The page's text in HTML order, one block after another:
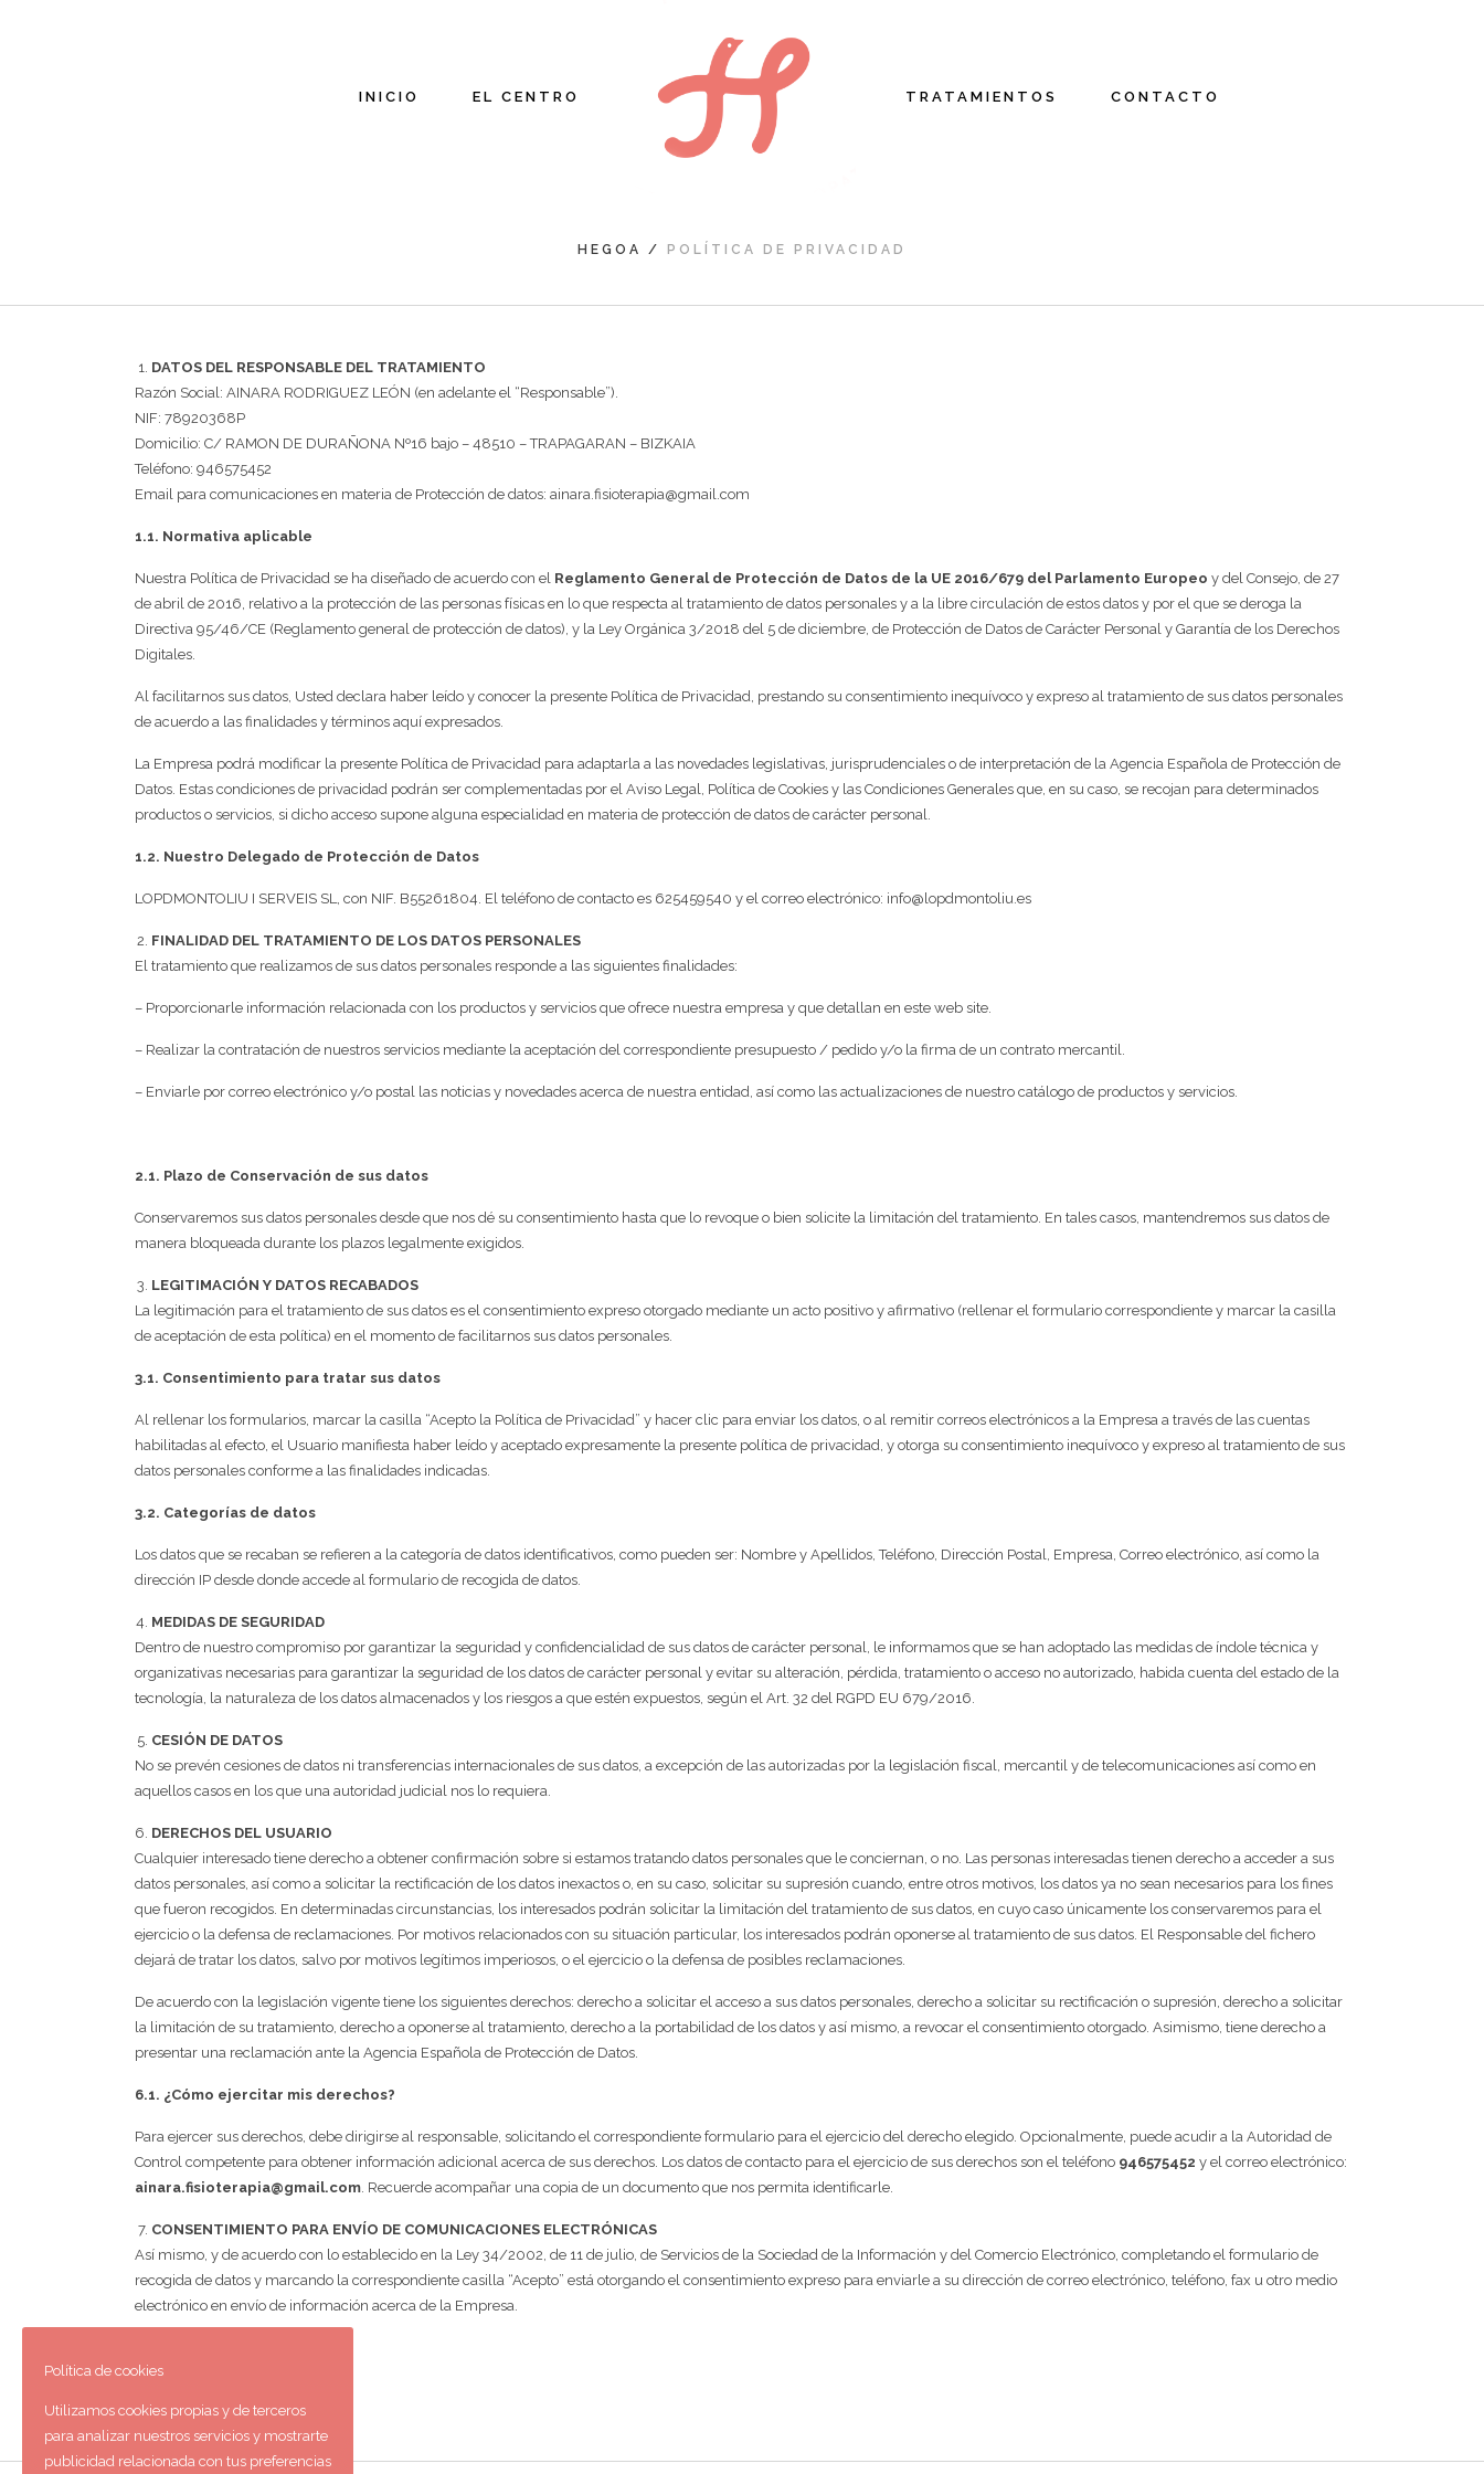
INICIO EL CENTRO TRATAMIENTOS CONTACTO
HEGOA / POLÍTICA DE PRIVACIDAD
DATOS DEL RESPONSABLE DEL TRATAMIENTO
Razón Social: AINARA RODRIGUEZ LEÓN (en adelante el “Responsable”).
NIF: 78920368P
Domicilio: C/ RAMON DE DURAÑONA Nº16 bajo – 48510 – TRAPAGARAN – BIZKAIA
Teléfono: 946575452
Email para comunicaciones en materia de Protección de datos: ainara.fisioterapia@gmail.com
1.1. Normativa aplicable
Nuestra Política de Privacidad se ha diseñado de acuerdo con el Reglamento General de Protección de Datos de la UE 2016/679 del Parlamento Europeo y del Consejo, de 27
de abril de 2016, relativo a la protección de las personas físicas en lo que respecta al tratamiento de datos personales y a la libre circulación de estos datos y por el que se deroga la
Directiva 95/46/CE (Reglamento general de protección de datos), y la Ley Orgánica 3/2018 del 5 de diciembre, de Protección de Datos de Carácter Personal y Garantía de los Derechos
Digitales.
Al facilitarnos sus datos, Usted declara haber leído y conocer la presente Política de Privacidad, prestando su consentimiento inequívoco y expreso al tratamiento de sus datos personales
de acuerdo a las finalidades y términos aquí expresados.
La Empresa podrá modificar la presente Política de Privacidad para adaptarla a las novedades legislativas, jurisprudenciales o de interpretación de la Agencia Española de Protección de
Datos. Estas condiciones de privacidad podrán ser complementadas por el Aviso Legal, Política de Cookies y las Condiciones Generales que, en su caso, se recojan para determinados
productos o servicios, si dicho acceso supone alguna especialidad en materia de protección de datos de carácter personal.
1.2. Nuestro Delegado de Protección de Datos
LOPDMONTOLIU I SERVEIS SL, con NIF. B55261804. El teléfono de contacto es 625459540 y el correo electrónico: info@lopdmontoliu.es
FINALIDAD DEL TRATAMIENTO DE LOS DATOS PERSONALES
El tratamiento que realizamos de sus datos personales responde a las siguientes finalidades:
– Proporcionarle información relacionada con los productos y servicios que ofrece nuestra empresa y que detallan en este web site.
– Realizar la contratación de nuestros servicios mediante la aceptación del correspondiente presupuesto / pedido y/o la firma de un contrato mercantil.
– Enviarle por correo electrónico y/o postal las noticias y novedades acerca de nuestra entidad, así como las actualizaciones de nuestro catálogo de productos y servicios.
2.1. Plazo de Conservación de sus datos
Conservaremos sus datos personales desde que nos dé su consentimiento hasta que lo revoque o bien solicite la limitación del tratamiento. En tales casos, mantendremos sus datos de
manera bloqueada durante los plazos legalmente exigidos.
LEGITIMACIÓN Y DATOS RECABADOS
La legitimación para el tratamiento de sus datos es el consentimiento expreso otorgado mediante un acto positivo y afirmativo (rellenar el formulario correspondiente y marcar la casilla
de aceptación de esta política) en el momento de facilitarnos sus datos personales.
3.1. Consentimiento para tratar sus datos
Al rellenar los formularios, marcar la casilla “Acepto la Política de Privacidad” y hacer clic para enviar los datos, o al remitir correos electrónicos a la Empresa a través de las cuentas
habilitadas al efecto, el Usuario manifiesta haber leído y aceptado expresamente la presente política de privacidad, y otorga su consentimiento inequívoco y expreso al tratamiento de sus
datos personales conforme a las finalidades indicadas.
3.2. Categorías de datos
Los datos que se recaban se refieren a la categoría de datos identificativos, como pueden ser: Nombre y Apellidos, Teléfono, Dirección Postal, Empresa, Correo electrónico, así como la
dirección IP desde donde accede al formulario de recogida de datos.
MEDIDAS DE SEGURIDAD
Dentro de nuestro compromiso por garantizar la seguridad y confidencialidad de sus datos de carácter personal, le informamos que se han adoptado las medidas de índole técnica y
organizativas necesarias para garantizar la seguridad de los datos de carácter personal y evitar su alteración, pérdida, tratamiento o acceso no autorizado, habida cuenta del estado de la
tecnología, la naturaleza de los datos almacenados y los riesgos a que estén expuestos, según el Art. 32 del RGPD EU 679/2016.
CESIÓN DE DATOS
No se prevén cesiones de datos ni transferencias internacionales de sus datos, a excepción de las autorizadas por la legislación fiscal, mercantil y de telecomunicaciones así como en
aquellos casos en los que una autoridad judicial nos lo requiera.
DERECHOS DEL USUARIO
Cualquier interesado tiene derecho a obtener confirmación sobre si estamos tratando datos personales que le conciernan, o no. Las personas interesadas tienen derecho a acceder a sus
datos personales, así como a solicitar la rectificación de los datos inexactos o, en su caso, solicitar su supresión cuando, entre otros motivos, los datos ya no sean necesarios para los fines
que fueron recogidos. En determinadas circunstancias, los interesados podrán solicitar la limitación del tratamiento de sus datos, en cuyo caso únicamente los conservaremos para el
ejercicio o la defensa de reclamaciones. Por motivos relacionados con su situación particular, los interesados podrán oponerse al tratamiento de sus datos. El Responsable del fichero
dejará de tratar los datos, salvo por motivos legítimos imperiosos, o el ejercicio o la defensa de posibles reclamaciones.
De acuerdo con la legislación vigente tiene los siguientes derechos: derecho a solicitar el acceso a sus datos personales, derecho a solicitar su rectificación o supresión, derecho a solicitar
la limitación de su tratamiento, derecho a oponerse al tratamiento, derecho a la portabilidad de los datos y así mismo, a revocar el consentimiento otorgado. Asimismo, tiene derecho a
presentar una reclamación ante la Agencia Española de Protección de Datos.
6.1. ¿Cómo ejercitar mis derechos?
Para ejercer sus derechos, debe dirigirse al responsable, solicitando el correspondiente formulario para el ejercicio del derecho elegido. Opcionalmente, puede acudir a la Autoridad de
Control competente para obtener información adicional acerca de sus derechos. Los datos de contacto para el ejercicio de sus derechos son el teléfono 946575452 y el correo electrónico:
ainara.fisioterapia@gmail.com. Recuerde acompañar una copia de un documento que nos permita identificarle.
CONSENTIMIENTO PARA ENVÍO DE COMUNICACIONES ELECTRÓNICAS
Así mismo, y de acuerdo con lo establecido en la Ley 34/2002, de 11 de julio, de Servicios de la Sociedad de la Información y del Comercio Electrónico, completando el formulario de
recogida de datos y marcando la correspondiente casilla “Acepto” está otorgando el consentimiento expreso para enviarle a su dirección de correo electrónico, teléfono, fax u otro medio
electrónico en envío de información acerca de la Empresa.
Política de cookies
Utilizamos cookies propias y de terceros
para analizar nuestros servicios y mostrarte
publicidad relacionada con tus preferencias